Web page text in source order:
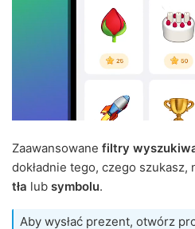
Zaawansowane filtry
dokładnie tego, czego szukasz,
tła lub symbolu.
Aby wysłać prezent, otwórz